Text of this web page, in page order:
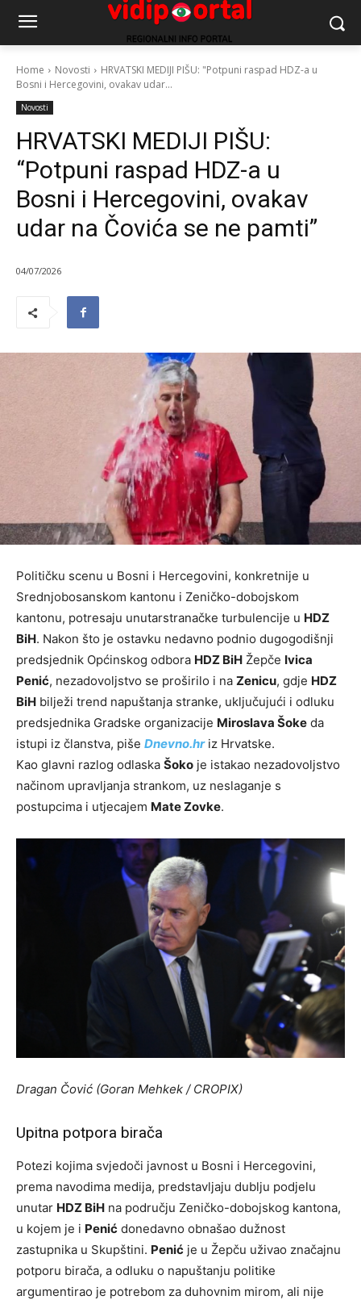
Home Novosti
HRVATSKI MEDIJI PIŠU: "Potpuni raspad HDZ-a u
Bosni i Hercegovini, ovakav udar...
Novosti
HRVATSKI MEDIJI PIŠU:
“Potpuni raspad HDZ-a u
Bosni i Hercegovini, ovakav
udar na Čovića se ne pamti”
04/07/2026
Političku scenu u Bosni i Hercegovini, konkretnije u
Srednjobosanskom kantonu i Zeničko-dobojskom
kantonu, potresaju unutarstranačke turbulencije u HDZ
BiH. Nakon što je ostavku nedavno podnio dugogodišnji
predsjednik Općinskog odbora HDZ BiH Žepče Ivica
Penić, nezadovoljstvo se proširilo i na Zenicu, gdje HDZ
BiH bilježi trend napuštanja stranke, uključujući i odluku
predsjednika Gradske organizacije Miroslava Šoke da
istupi iz članstva, piše Dnevno.hriz Hrvatske.
Kao glavni razlog odlaska Šoko je istakao nezadovoljstvo
načinom upravljanja strankom, uz neslaganje s
postupcima i utjecajem Mate Zovke.
Dragan Čović (Goran Mehkek / CROPIX)
Upitna potpora birača
Potezi kojima svjedoči javnost u Bosni i Hercegovini,
prema navodima medija, predstavljaju dublju podjelu
unutar HDZ BiH na području Zeničko-dobojskog kantona,
u kojem je i Penić donedavno obnašao dužnost
zastupnika u Skupštini. Penić je u Žepču uživao značajnu
potporu birača, a odluku o napuštanju politike
argumentirao je potrebom za duhovnim mirom, ali nije